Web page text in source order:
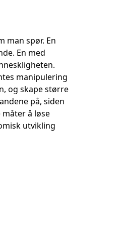
man spør. En
En med
manipulering
og skape større
på, siden
å løse
utvikling